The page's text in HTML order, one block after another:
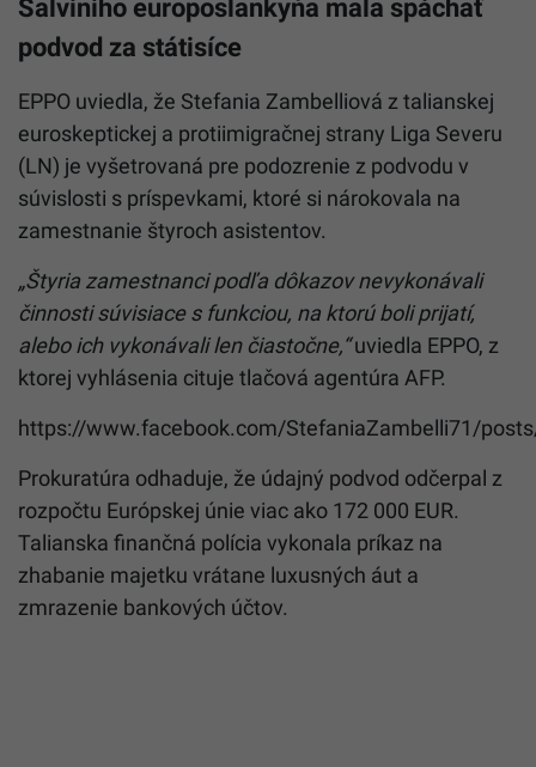
Salviniho europoslankyňa mala spáchať
podvod za státisíce
EPPO uviedla, že Stefania Zambelliová z talianskej
euroskeptickej a protiimigračnej strany Liga Severu
(LN) je vyšetrovaná pre podozrenie z podvodu v
súvislosti s príspevkami, ktoré si nárokovala na
zamestnanie štyroch asistentov.
„Štyria zamestnanci podľa dôkazov nevykonávali
činnosti súvisiace s funkciou, na ktorú boli prijatí,
alebo ich vykonávali len čiastočne,“uviedla EPPO, z
ktorej vyhlásenia cituje tlačová agentúra AFP.
https://www.facebook.com/StefaniaZambelli71/
Prokuratúra odhaduje, že údajný podvod odčerpal z
rozpočtu Európskej únie viac ako 172 000 EUR.
Talianska finančná polícia vykonala príkaz na
zhabanie majetku vrátane luxusných áut a
zmrazenie bankových účtov.